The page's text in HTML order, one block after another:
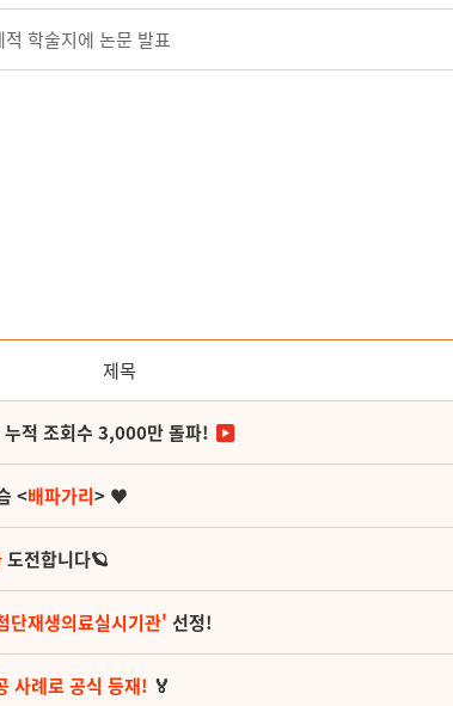
학술지에 논문 발표
제목
적 조회수 3,000만 돌파!
<배파가리> ♥
도전합니다🪐
단재생의료실시기관' 선정!
사례로 공식 등재! 🏅